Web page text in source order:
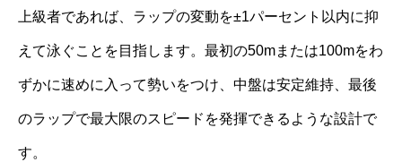
上級者であれば、ラップの変動を±1パーセント以内に抑
えて泳ぐことを目指します。最初の50mまたは100mをわ
ずかに速めに入って勢いをつけ、中盤は安定維持、最後
のラップで最大限のスピードを発揮できるような設計で
す。